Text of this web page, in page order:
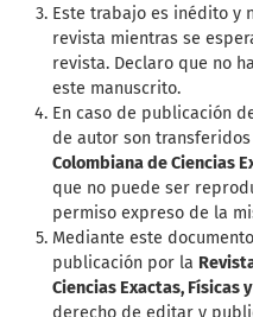
Este trabajo es inédito y
revista mientras se
revista. Declaro que no
este manuscrito.
En caso de publicación
de autor son transferidos
Colombiana de Ciencias
que no puede ser
permiso expreso de la
Mediante este
publicación por la
Ciencias Exactas, Físicas
derecho de editar y